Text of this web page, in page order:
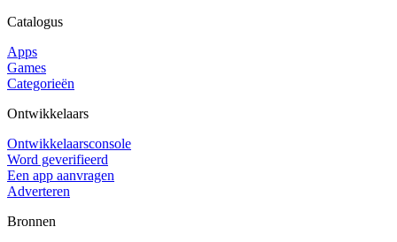
Catalogus
Apps
Games
Categorieën
Ontwikkelaars
Ontwikkelaarsconsole
Word geverifieerd
Een app aanvragen
Adverteren
Bronnen